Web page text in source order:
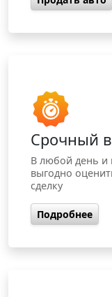
Срочный
В любой день
выгодно
сделку
Подробнее